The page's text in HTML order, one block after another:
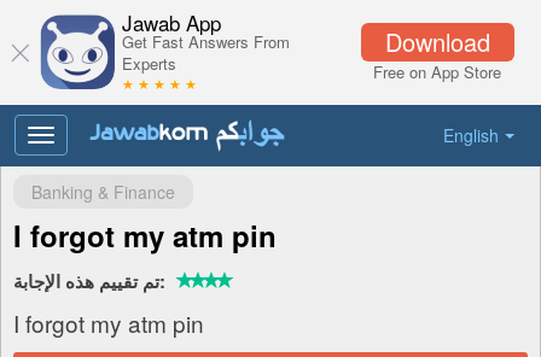
Download
Free on App Store
Jawab App
Get Fast Answers From
Experts
★ ★ ★ ★ ★
English
Toggle
navigation
Banking & Finance
I forgot my atm pin
تم تقييم هذه الإجابة:
I forgot my atm pin